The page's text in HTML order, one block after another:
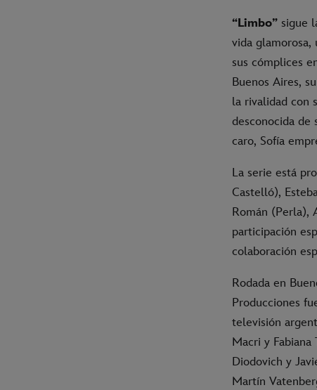
“Limbo” sigue
vida glamorosa,
sus cómplices
Buenos Aires,
la rivalidad con
desconocida de
caro, Sofía
La serie está
Castelló),
Román (Perla),
participación
colaboración
Rodada en
Producciones
televisión
Macri y
Diodovich y
Martín